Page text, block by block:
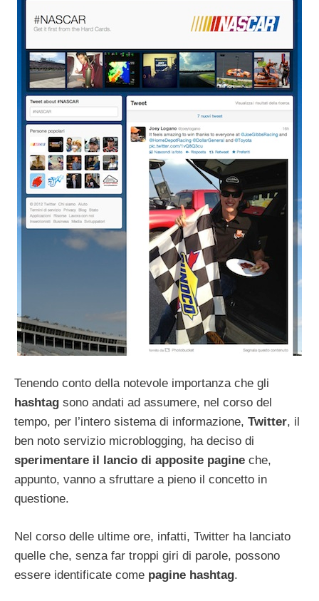
Tenendo conto della notevole importanza che gli
hashtag sono andati ad assumere, nel corso del
tempo, per l’intero sistema di informazione, Twitter, il
ben noto servizio microblogging, ha deciso di
sperimentare il lancio di apposite pagine che,
appunto, vanno a sfruttare a pieno il concetto in
questione.
Nel corso delle ultime ore, infatti, Twitter ha lanciato
quelle che, senza far troppi giri di parole, possono
essere identificate come pagine hashtag.